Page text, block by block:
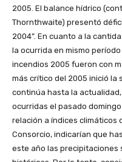
2005. El balance hídrico
Thornthwaite) presentó
2004”. En cuanto a la
la ocurrida en mismo
incendios 2005 fueron con
más crítico del 2005 inició la
continúa hasta la
ocurridas el pasado
relación a índices climáticos
Consorcio, indicarían que
este año las precipitaciones